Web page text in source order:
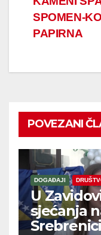
SPOMEN-
PAPIRNA
POVEZANI
DOGAĐAJI
U
sjećanja